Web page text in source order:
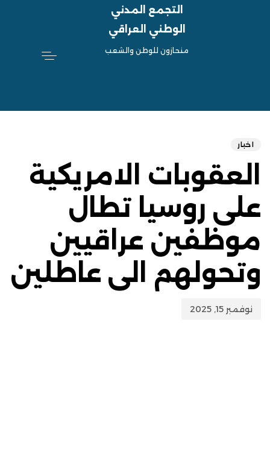
التجمع المدني
الوطني العراقي
منحازون للوطن والشعب
اخبار
العقوبات الامريكية
على روسيا تطال
موظفين عراقيين
وتحولهم الى عاطلين
نوفمبر 15, 2025